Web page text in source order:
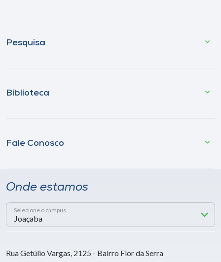
Pesquisa
Biblioteca
Fale Conosco
Onde estamos
Selecione o campus
Rua Getúlio Vargas, 2125 - Bairro Flor da Serra